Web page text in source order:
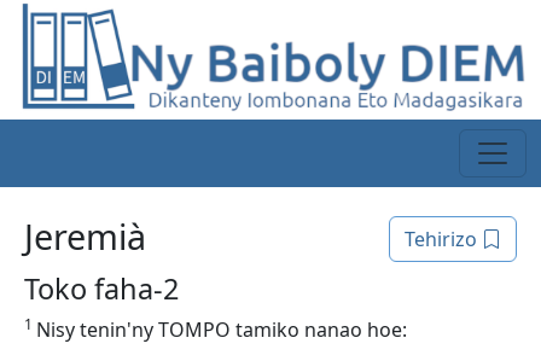
Tehirizo
Jeremià
Toko faha-2
1 Nisy tenin'ny TOMPO tamiko nanao hoe: